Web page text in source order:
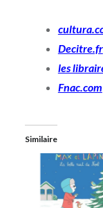
Decitre.fr
les
Fnac.com
Similaire